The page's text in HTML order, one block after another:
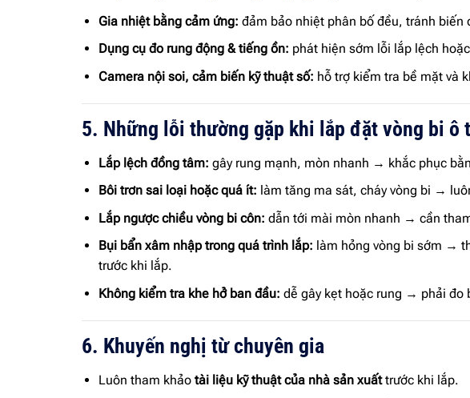
Gia nhiệt bằng cảm ứng: đảm bảo nhiệt phân bố đều, tránh biến
Dụng cụ đo rung động & tiếng ồn: phát hiện sớm lỗi lắp lệch
Camera nội soi, cảm biến kỹ thuật số: hỗ trợ kiểm tra bề mặt và
5. Những lỗi thường gặp khi lắp đặt vòng bi ô
Lắp lệch đồng tâm: gây rung mạnh, mòn nhanh → khắc phục
Bôi trơn sai loại hoặc quá ít: làm tăng ma sát, cháy vòng bi →
Lắp ngược chiều vòng bi côn: dẫn tới mài mòn nhanh → cần
Bụi bẩn xâm nhập trong quá trình lắp: làm hỏng vòng bi sớm →
trước khi lắp.
Không kiểm tra khe hở ban đầu: dễ gây kẹt hoặc rung → phải đo
6. Khuyến nghị từ chuyên gia
Luôn tham khảo tài liệu kỹ thuật của nhà sản xuấttrước khi lắp.